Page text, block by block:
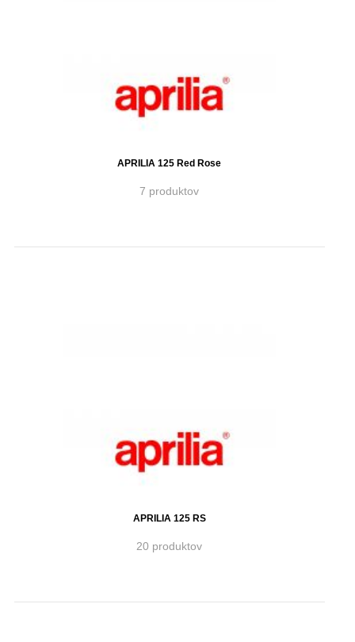
APRILIA 125 Red Rose
7 produktov
APRILIA 125 RS
20 produktov